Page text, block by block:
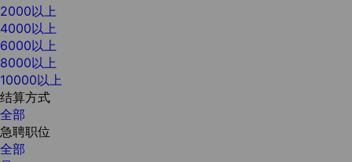
2000以上
4000以上
6000以上
8000以上
10000以上
结算方式
全部
急聘职位
全部